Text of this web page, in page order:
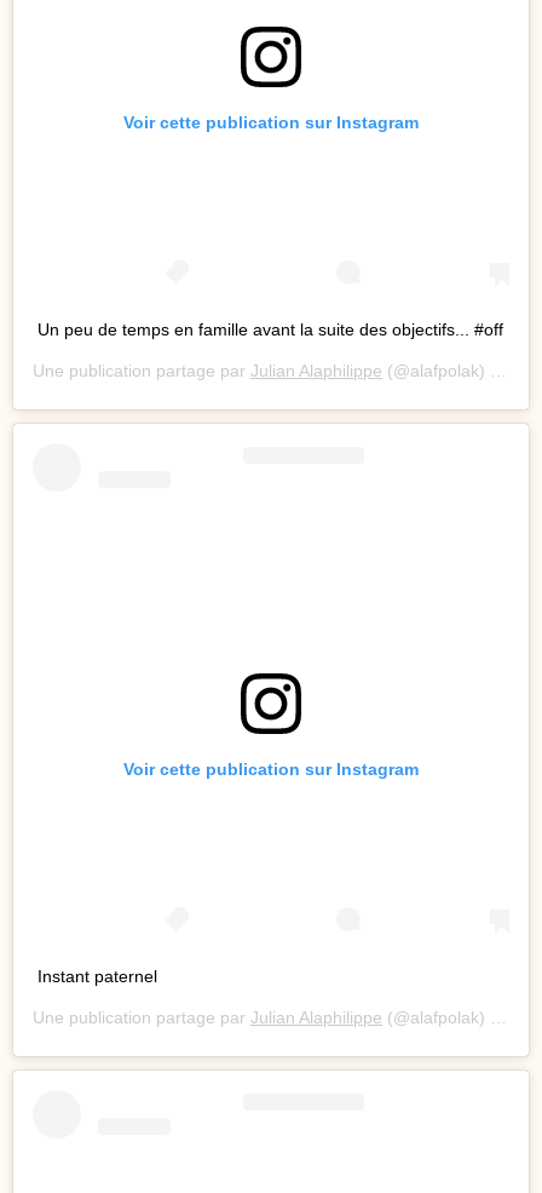
Voir cette publication sur Instagram
Un peu de temps en famille avant la suite des objectifs... #off
Une publication partage par Julian Alaphilippe (@alafpolak) le
Voir cette publication sur Instagram
Instant paternel
Une publication partage par Julian Alaphilippe (@alafpolak) le